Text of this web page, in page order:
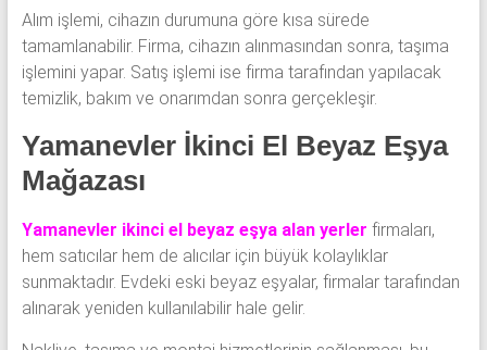
Alım işlemi, cihazın durumuna göre kısa sürede
tamamlanabilir. Firma, cihazın alınmasından sonra, taşıma
işlemini yapar. Satış işlemi ise firma tarafından yapılacak
temizlik, bakım ve onarımdan sonra gerçekleşir.
Yamanevler İkinci El Beyaz Eşya
Mağazası
Yamanevler ikinci el beyaz eşya alan yerler firmaları,
hem satıcılar hem de alıcılar için büyük kolaylıklar
sunmaktadır. Evdeki eski beyaz eşyalar, firmalar tarafından
alınarak yeniden kullanılabilir hale gelir.